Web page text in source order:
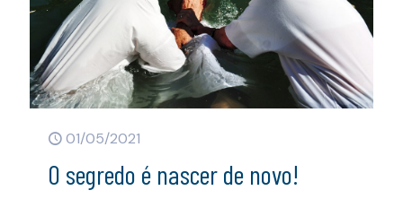
01/05/2021
O segredo é nascer de novo!